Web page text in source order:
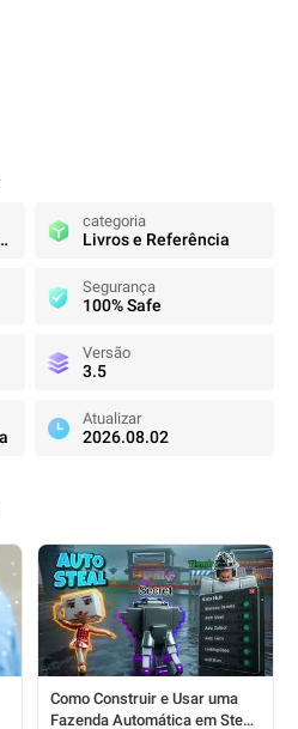
Revolution
categoria
Livros e Referência
Segurança
100% Safe
Versão
3.5
Atualizar
2026.08.02
Como Construir e Usar uma
Fazenda Automática em Steal